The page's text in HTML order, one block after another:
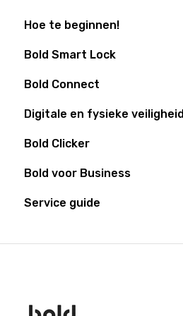
Hoe te beginnen!
Is mijn deur Bold klaar?
Installatiegidsen
Smart-Home integraties
Populaire functies
Bold Smart Lock
Ondersteuning
Bold Elite
Batterij
Algemeen
Installatie
Bold Connect
Bold Connect
Bold Controller
Digitale en fysieke veiligheid
Bold Clicker
Bold voor Business
Service guide